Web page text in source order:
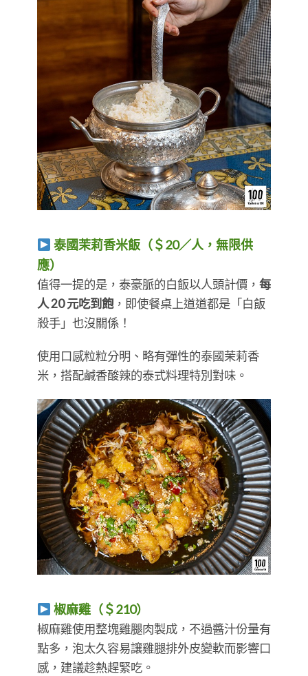
泰國茉莉香米飯（＄20／人，無限供
應）
值得一提的是，泰豪脈的白飯以人頭計價， 每
人 20 元吃到飽，即使餐桌上道道都是「白飯
殺手」也沒關係！
使用口感粒粒分明、略有彈性的泰國茉莉香
米，搭配鹹香酸辣的泰式料理特別對味。
椒麻雞（＄210）
椒麻雞使用整塊雞腿肉製成，不過醬汁份量有
點多，泡太久容易讓雞腿排外皮變軟而影響口
感，建議趁熱趕緊吃。